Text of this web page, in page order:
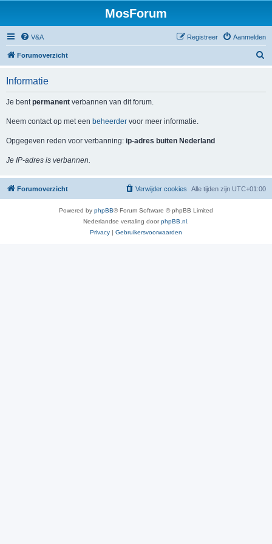
MosForum
V&A Aanmelden
Registreer
Forumoverzicht
Informatie
Je bentpermanent verbannen van dit forum.
Neem contact op met een beheerder voor meer informatie.
Opgegeven reden voor verbanning: ip-adres buiten Nederland
Je IP-adres is verbannen.
Forumoverzicht Alle tijden zijn UTC+01:00
Verwijder cookies
Powered by phpBB® Forum Software © phpBB Limited
Nederlandse vertaling doorphpBB.nl
Privacy | Gebruikersvoorwaarden